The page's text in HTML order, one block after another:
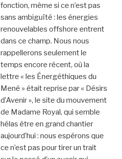
fonction, même si ce n’est pas
sans ambiguïté : les énergies
renouvelables offshore entrent
dans ce champ. Nous nous
rappellerons seulement le
temps encore récent, où la
lettre « les Énergéthiques du
Mené » était reprise par « Désirs
d’Avenir », le site du mouvement
de Madame Royal, qui semble
hélas être en grand chantier
aujourd’hui : nous espérons que
ce n’est pas pour tirer un trait